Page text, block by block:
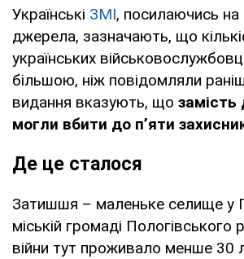
Українські ЗМІ, посилаючись на
джерела, зазначають, що
українських
більшою, ніж повідомляли
видання вказують, що замість
могли вбити до п’яти
Де це сталося
Затишшя – маленьке селище у
міській громаді Пологівського
війни тут проживало менше 30